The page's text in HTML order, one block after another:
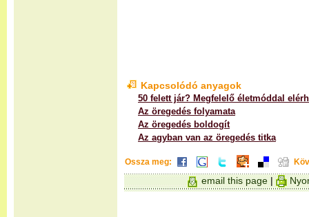
Kapcsolódó anyagok
50 felett jár? Megfelelő életmóddal
Az öregedés folyamata
Az öregedés boldogít
Az agyban van az öregedés titka
Ossza meg:
email this page|